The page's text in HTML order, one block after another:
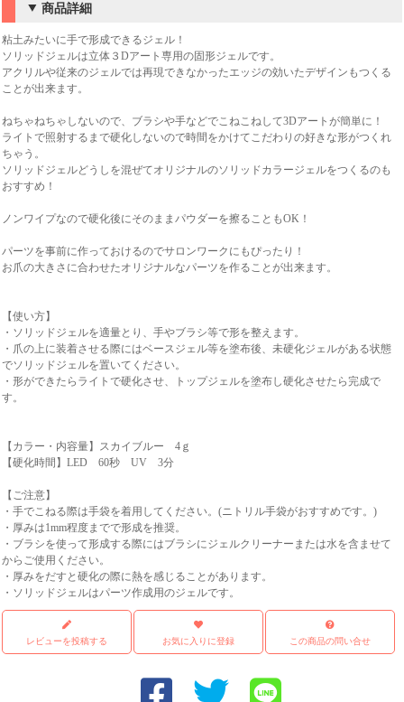
商品詳細
粘土みたいに手で形成できるジェル！
ソリッドジェルは立体３Dアート専用の固形ジェルです。
アクリルや従来のジェルでは再現できなかったエッジの効いたデザインもつくる
ことが出来ます。
ねちゃねちゃしないので、ブラシや手などでこねこねして3Dアートが簡単に！
ライトで照射するまで硬化しないので時間をかけてこだわりの好きな形がつくれ
ちゃう。
ソリッドジェルどうしを混ぜてオリジナルのソリッドカラージェルをつくるのも
おすすめ！
ノンワイプなので硬化後にそのままパウダーを擦ることもOK！
パーツを事前に作っておけるのでサロンワークにもぴったり！
お爪の大きさに合わせたオリジナルなパーツを作ることが出来ます。
【使い方】
・ソリッドジェルを適量とり、手やブラシ等で形を整えます。
・爪の上に装着させる際にはベースジェル等を塗布後、未硬化ジェルがある状態
でソリッドジェルを置いてください。
・形ができたらライトで硬化させ、トップジェルを塗布し硬化させたら完成で
す。
【カラー・内容量】スカイブルー 4ｇ
【硬化時間】LED 60秒 UV 3分
【ご注意】
・手でこねる際は手袋を着用してください。(ニトリル手袋がおすすめです。)
・厚みは1mm程度までで形成を推奨。
・ブラシを使って形成する際にはブラシにジェルクリーナーまたは水を含ませて
からご使用ください。
・厚みをだすと硬化の際に熱を感じることがあります。
・ソリッドジェルはパーツ作成用のジェルです。
レビューを投稿する お気に入りに登録 この商品の問い合せ